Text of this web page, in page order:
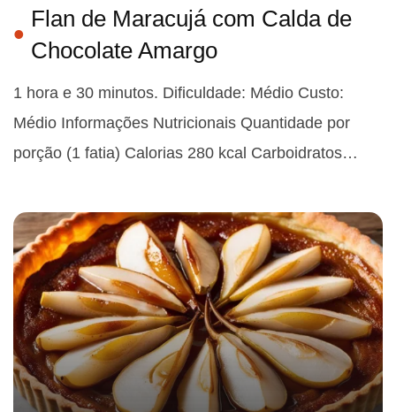
Flan de Maracujá com Calda de
Chocolate Amargo
1 hora e 30 minutos. Dificuldade: Médio Custo:
Médio Informações Nutricionais Quantidade por
porção (1 fatia) Calorias 280 kcal Carboidratos…